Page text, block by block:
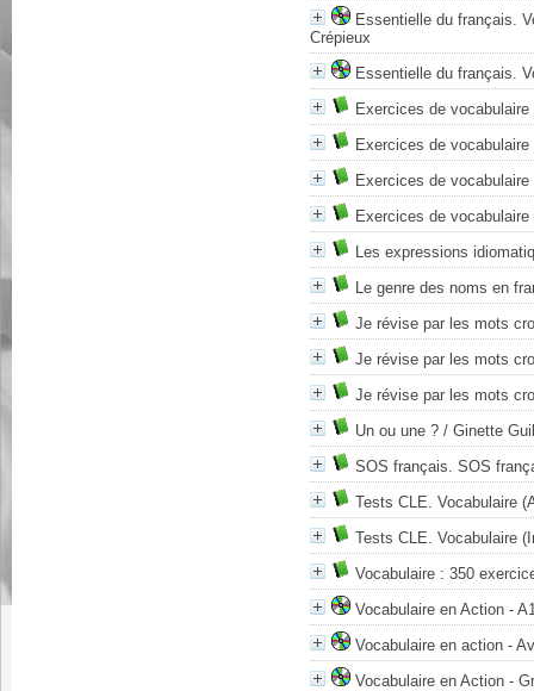
Essentielle du français.
Crépieux
Essentielle du français.
Exercices de
Exercices de
Exercices de
Exercices de
Les expressions
Le genre des noms en
Je révise par les mots
Je révise par les mots
Je révise par les mots
Un ou une ? / Ginette
SOS français. SOS
Tests CLE. Vocabulaire
Tests CLE. Vocabulaire
Vocabulaire : 350
Vocabulaire en Action -
Vocabulaire en action -
Vocabulaire en Action -